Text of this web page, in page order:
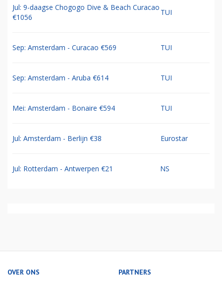
Jul: 9-daagse Chogogo Dive & Beach Curacao
€1056
TUI
Sep: Amsterdam - Curacao €569 TUI
Sep: Amsterdam - Aruba €614 TUI
Mei: Amsterdam - Bonaire €594 TUI
Jul: Amsterdam - Berlijn €38 Eurostar
Jul: Rotterdam - Antwerpen €21 NS
OVER ONS PARTNERS